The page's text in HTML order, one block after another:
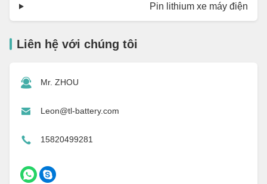
Pin lithium xe máy điện
Liên hệ với chúng tôi
Mr. ZHOU
Leon@tl-battery.com
15820499281